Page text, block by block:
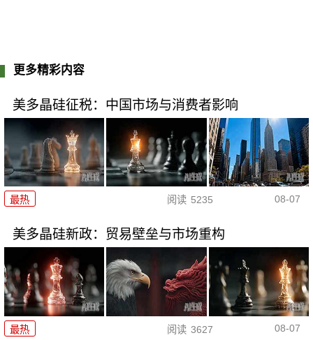
更多精彩内容
美多晶硅征税：中国市场与消费者影响
最热 阅读 5235 08-07
美多晶硅新政：贸易壁垒与市场重构
最热 阅读 3627 08-07